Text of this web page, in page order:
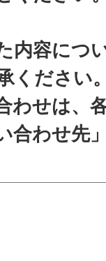
内容につ
ください
わせは、
合わせ先